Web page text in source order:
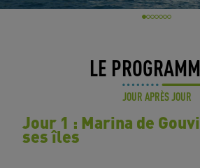
LE
JOUR APRÈS JOUR
Jour 1 : Marina de
ses îles